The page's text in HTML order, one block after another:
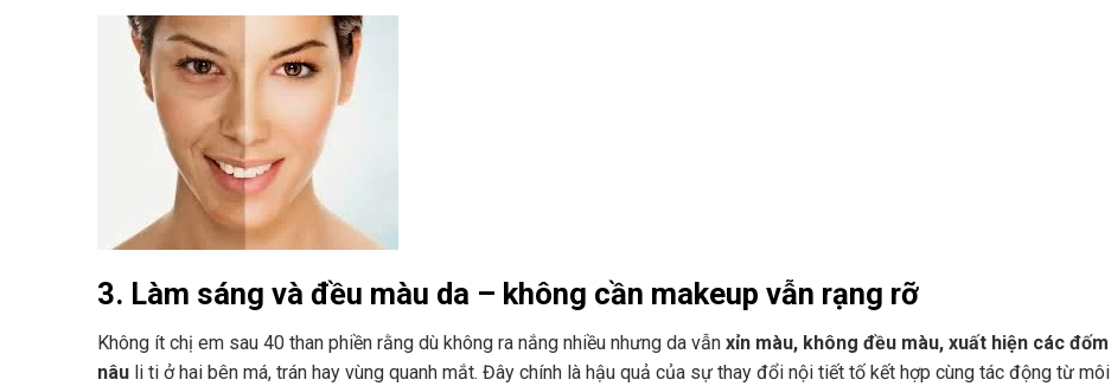
3. Làm sáng và đều màu da – không cần makeup vẫn rạng rỡ
Không ít chị em sau 40 than phiền rằng dù không ra nắng nhiều nhưng da vẫn xỉn màu, không đều màu, xuất hiện các đốm
nâu li ti ở hai bên má, trán hay vùng quanh mắt. Đây chính là hậu quả của sự thay đổi nội tiết tố kết hợp cùng tác động từ môi